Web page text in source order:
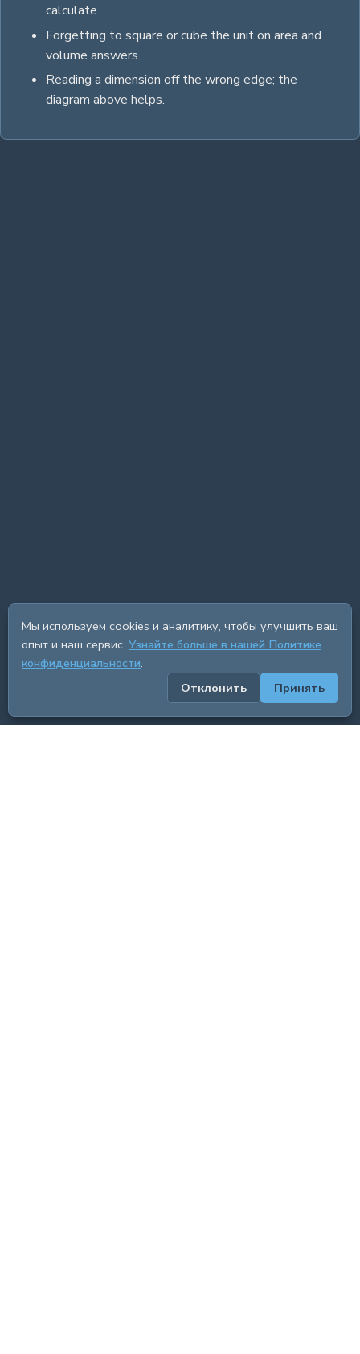
calculate.
Forgetting to square or cube the unit on area and
volume answers.
Reading a dimension off the wrong edge; the
diagram above helps.
Мы используем cookies и аналитику, чтобы улучшить ваш
опыт и наш сервис. Узнайте больше в нашей Политике
конфиденциальности.
Отклонить
Принять